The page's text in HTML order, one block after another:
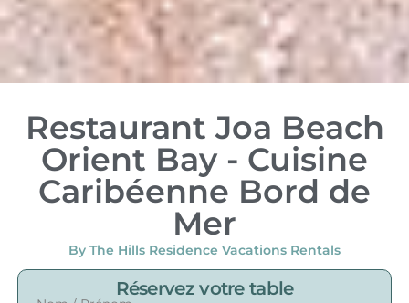
Restaurant Joa Beach
Orient Bay - Cuisine
Caribéenne Bord de
Mer
By The Hills Residence Vacations Rentals
Réservez votre table